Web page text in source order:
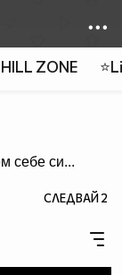
ZONE
себе си...
СЛЕДВАЙ2